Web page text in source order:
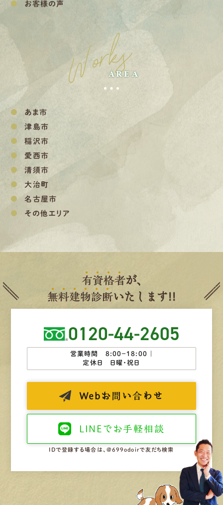
お客様の声
Works
AREA
あま市
津島市
稲沢市
愛西市
清須市
大治町
名古屋市
その他エリア
有資格者が、
無料建物診断いたします!!
0120-44-2605
営業時間 8:00−18:00 ｜
定休日 日曜・祝日
Web お問い合わせ
LINEで お手軽相談
IDで登録する場合は、@699odoirで友だち検索